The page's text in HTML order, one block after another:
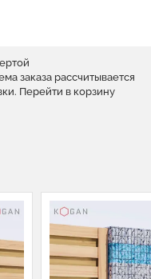
заказа рассчитывается
Перейти в корзину